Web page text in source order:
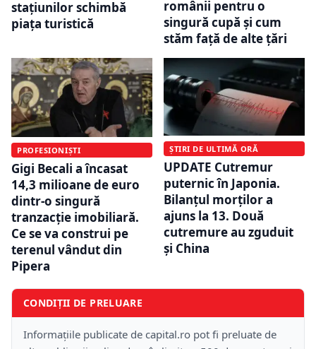
stațiunilor schimbă
piața turistică
românii pentru o
singură cupă și cum
stăm față de alte țări
PROFESIONIȘTI
Gigi Becali a încasat
14,3 milioane de euro
dintr-o singură
tranzacție imobiliară.
Ce se va construi pe
terenul vândut din
Pipera
ȘTIRI DE ULTIMĂ ORĂ
UPDATE Cutremur
puternic în Japonia.
Bilanțul morților a
ajuns la 13. Două
cutremure au zguduit
și China
CONDIȚII DE PRELUARE
Informațiile publicate de capital.ro pot fi preluate de